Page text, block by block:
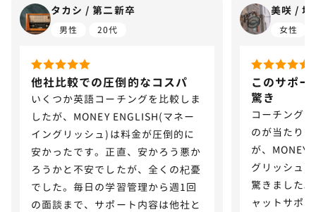
タカシ / 第二新卒
男性 20代
他社比較での圧倒的なコスパ
いくつか英語コーチングを比較しま
したが、MONEY ENGLISH(マネー
イングリッシュ)は料金が圧倒的に
安かったです。正直、安かろう悪か
ろうかと不安でしたが、全くの杞憂
でした。毎日の学習管理から週1回
の面談まで、サポート内容は他社と
美咲 / 地
女性
このサポ
驚き
コーチング
のが当たり
が、MONEY
グリッシュ)
驚きました
ャットサポ